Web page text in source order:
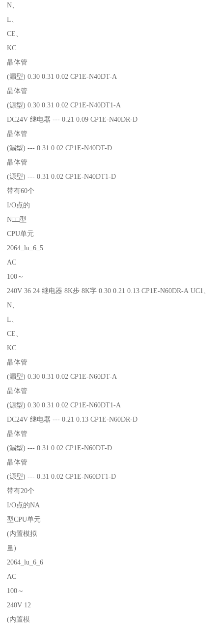
N、
L、
CE、
KC
晶体管
(漏型) 0.30 0.31 0.02 CP1E-N40DT-A
晶体管
(源型) 0.30 0.31 0.02 CP1E-N40DT1-A
DC24V 继电器 --- 0.21 0.09 CP1E-N40DR-D
晶体管
(漏型) --- 0.31 0.02 CP1E-N40DT-D
晶体管
(源型) --- 0.31 0.02 CP1E-N40DT1-D
带有60个
I/O点的
N□□型
CPU单元
2064_lu_6_5
AC
100～
240V 36 24 继电器 8K步 8K字 0.30 0.21 0.13 CP1E-N60DR-A UC1、
N、
L、
CE、
KC
晶体管
(漏型) 0.30 0.31 0.02 CP1E-N60DT-A
晶体管
(源型) 0.30 0.31 0.02 CP1E-N60DT1-A
DC24V 继电器 --- 0.21 0.13 CP1E-N60DR-D
晶体管
(漏型) --- 0.31 0.02 CP1E-N60DT-D
晶体管
(源型) --- 0.31 0.02 CP1E-N60DT1-D
带有20个
I/O点的NA
型CPU单元
(内置模拟
量)
2064_lu_6_6
AC
100～
240V 12
(内置模